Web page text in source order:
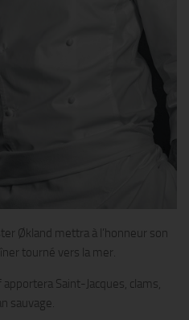
Økland mettra à l’honneur son
tourné vers la mer.
Saint-Jacques, clams,
sauvage.